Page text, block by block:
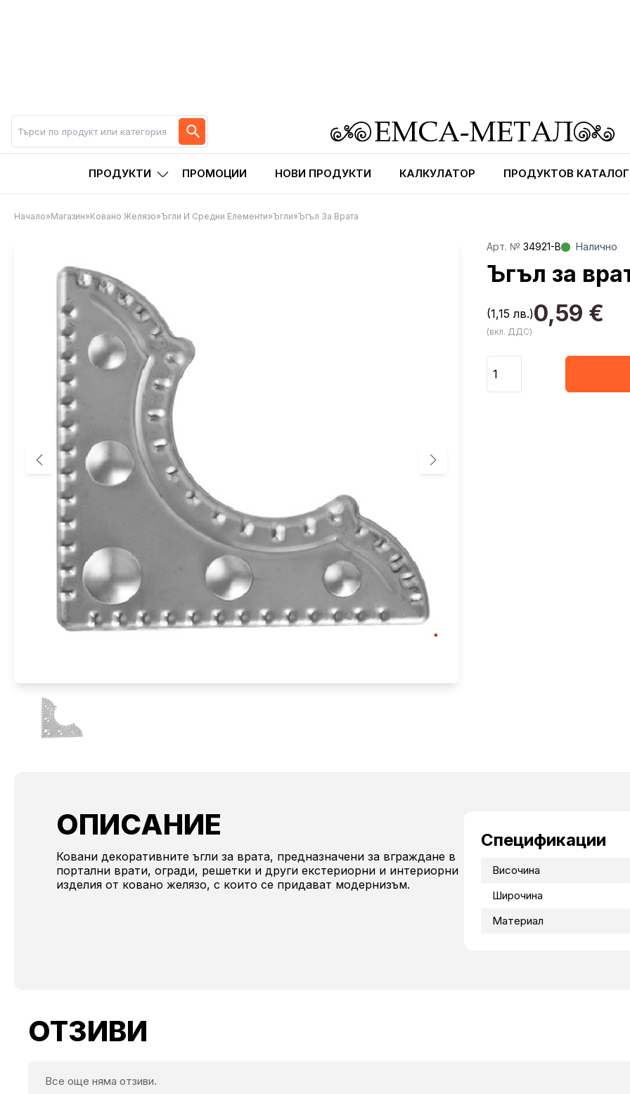
ПРОДУКТИ ПРОМОЦИИ НОВИ ПРОДУКТИ КАЛКУЛАТОР ПРОДУКТОВ КАТАЛОГ
Начало»Магазин»Ковано Желязо»Ъгли И Средни Елементи»Ъгли»Ъгъл За Врата
Aрт. № 34921-В Налично
Ъгъл за
0,59 €
(1,15 лв.)
(вкл. ДДС)
ОПИСАНИЕ
Ковани декоративните ъгли за врата, предназначени за вграждане в
портални врати, огради, решетки и други екстериорни и интериорни
изделия от ковано желязо, с които се придават модернизъм.
Спецификации
Височина
Широчина
Материал
ОТЗИВИ
Все още няма отзиви.